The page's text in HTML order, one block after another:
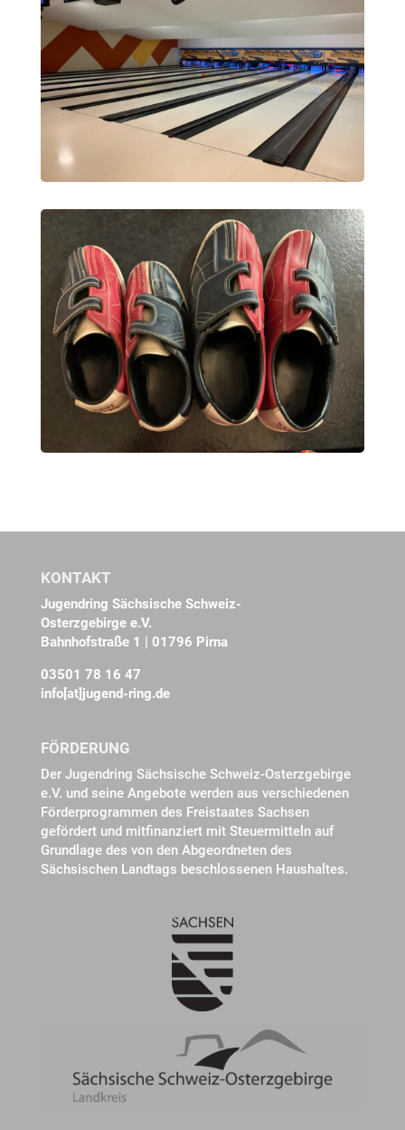
KONTAKT
Jugendring Sächsische Schweiz-
Osterzgebirge e.V.
Bahnhofstraße 1 | 01796 Pirna
03501 78 16 47
info[at]jugend-ring.de
FÖRDERUNG
Der Jugendring Sächsische Schweiz-Osterzgebirge
e.V. und seine Angebote werden aus verschiedenen
Förderprogrammen des Freistaates Sachsen
gefördert und mitfinanziert mit Steuermitteln auf
Grundlage des von den Abgeordneten des
Sächsischen Landtags beschlossenen Haushaltes.